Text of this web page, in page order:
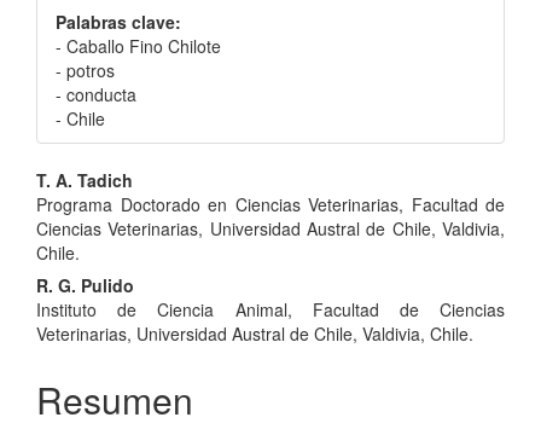
Palabras clave:
- Caballo Fino Chilote
- potros
- conducta
- Chile
Contenido
principal
del
artículo
T. A. Tadich
Programa Doctorado en Ciencias Veterinarias, Facultad de
Ciencias Veterinarias, Universidad Austral de Chile, Valdivia,
Chile.
R. G. Pulido
Instituto de Ciencia Animal, Facultad de Ciencias
Veterinarias, Universidad Austral de Chile, Valdivia, Chile.
Resumen